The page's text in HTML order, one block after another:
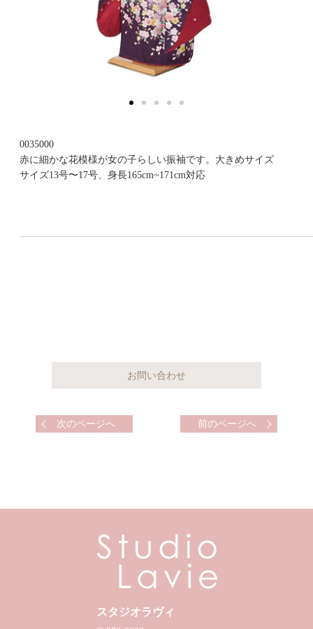
0035000
赤に細かな花模様が女の子らしい振袖です。大きめサイズ
サイズ13号〜17号、身長165cm~171cm対応
次のページへ 前のページへ
スタジオラヴィ